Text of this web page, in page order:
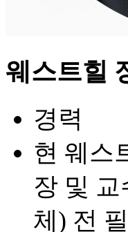
웨스트힐
경력
현 웨스
장 및
체) 전